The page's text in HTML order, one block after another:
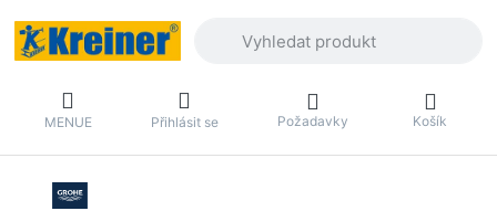
MENUE Přihlásit se Požadavky Košík